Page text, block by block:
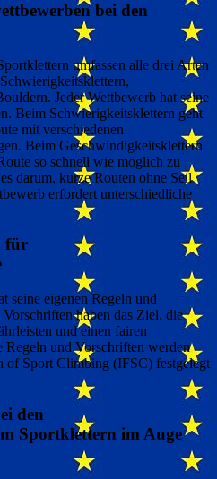
bei den
umfassen alle drei Arten
Jeder Wettbewerb hat seine
Beim Schwierigkeitsklettern geht
mit verschiedenen
Beim Geschwindigkeitsklettern
so schnell wie möglich zu
darum, kurze Routen ohne Seil
erfordert unterschiedliche
für
seine eigenen Regeln und
haben das Ziel, die
und einen fairen
und Vorschriften werden
of Sport Climbing (IFSC) festgelegt
den
Sportklettern im Auge